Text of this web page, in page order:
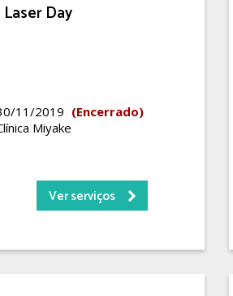
Laser Day
11/2019 (Encerrado)
Miyake
Ver serviços